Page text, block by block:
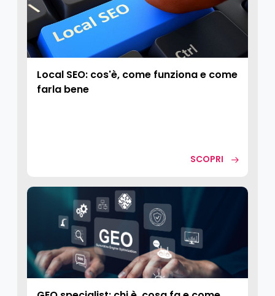
Local SEO: cos'è, come funziona e come
farla bene
SCOPRI